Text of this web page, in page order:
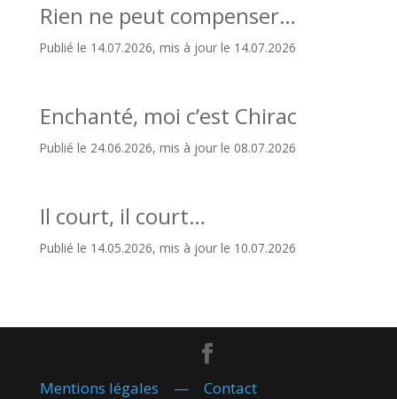
Rien ne peut compenser…
Publié le 14.07.2026, mis à jour le 14.07.2026
Enchanté, moi c’est Chirac
Publié le 24.06.2026, mis à jour le 08.07.2026
Il court, il court…
Publié le 14.05.2026, mis à jour le 10.07.2026
Mentions légales — Contact